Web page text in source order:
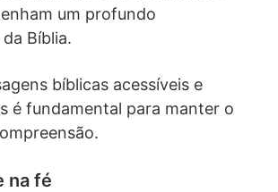
um profundo
Bíblia.
bíblicas acessíveis e
é fundamental para manter o
na fé